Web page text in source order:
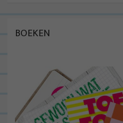
BOEKEN